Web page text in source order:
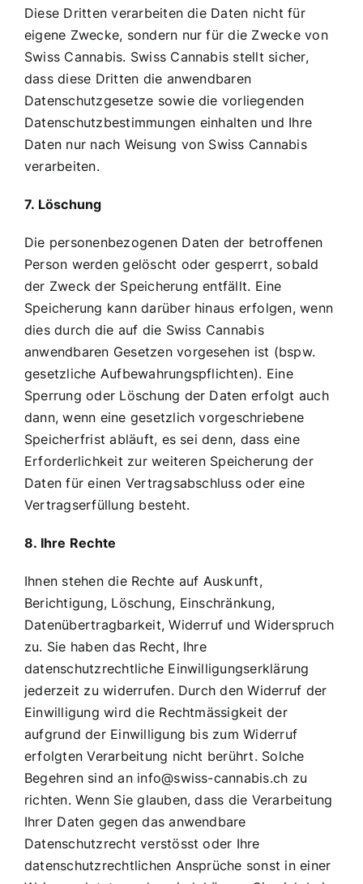
Diese Dritten verarbeiten die Daten nicht für
eigene Zwecke, sondern nur für die Zwecke von
Swiss Cannabis. Swiss Cannabis stellt sicher,
dass diese Dritten die anwendbaren
Datenschutzgesetze sowie die vorliegenden
Datenschutzbestimmungen einhalten und Ihre
Daten nur nach Weisung von Swiss Cannabis
verarbeiten.
7. Löschung
Die personenbezogenen Daten der betroffenen
Person werden gelöscht oder gesperrt, sobald
der Zweck der Speicherung entfällt. Eine
Speicherung kann darüber hinaus erfolgen, wenn
dies durch die auf die Swiss Cannabis
anwendbaren Gesetzen vorgesehen ist (bspw.
gesetzliche Aufbewahrungspflichten). Eine
Sperrung oder Löschung der Daten erfolgt auch
dann, wenn eine gesetzlich vorgeschriebene
Speicherfrist abläuft, es sei denn, dass eine
Erforderlichkeit zur weiteren Speicherung der
Daten für einen Vertragsabschluss oder eine
Vertragserfüllung besteht.
8. Ihre Rechte
Ihnen stehen die Rechte auf Auskunft,
Berichtigung, Löschung, Einschränkung,
Datenübertragbarkeit, Widerruf und Widerspruch
zu. Sie haben das Recht, Ihre
datenschutzrechtliche Einwilligungserklärung
jederzeit zu widerrufen. Durch den Widerruf der
Einwilligung wird die Rechtmässigkeit der
aufgrund der Einwilligung bis zum Widerruf
erfolgten Verarbeitung nicht berührt. Solche
Begehren sind an info@swiss-cannabis.ch zu
richten. Wenn Sie glauben, dass die Verarbeitung
Ihrer Daten gegen das anwendbare
Datenschutzrecht verstösst oder Ihre
datenschutzrechtlichen Ansprüche sonst in einer